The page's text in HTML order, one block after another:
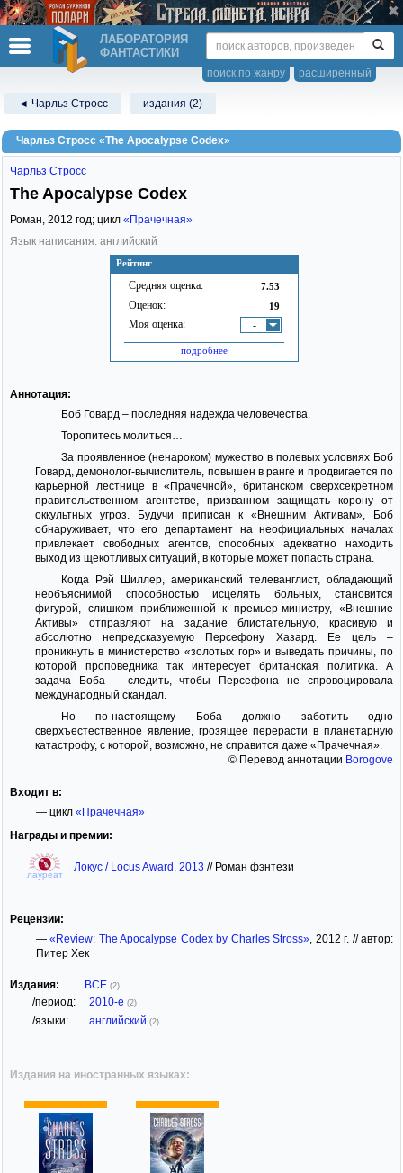
ЛАБОРАТОРИЯ
ФАНТАСТИКИ
расширенный
поиск по жанру
◄ Чарльз Стросс издания (2)
Чарльз Стросс «The Apocalypse Codex»
Рейтинг
Средняя оценка: 7.53
Оценок: 19
Моя оценка: -
подробнее
Чарльз Стросс
The Apocalypse Codex
Роман, 2012 год; цикл «Прачечная»
Язык написания: английский
Аннотация:
Боб Говард – последняя надежда человечества.
Торопитесь молиться…
За проявленное (ненароком) мужество в полевых условиях Боб
Говард, демонолог-вычислитель, повышен в ранге и продвигается по
карьерной лестнице в «Прачечной», британском сверхсекретном
правительственном агентстве, призванном защищать корону от
оккультных угроз. Будучи приписан к «Внешним Активам», Боб
обнаруживает, что его департамент на неофициальных началах
привлекает свободных агентов, способных адекватно находить
выход из щекотливых ситуаций, в которые может попасть страна.
Когда Рэй Шиллер, американский телеванглист, обладающий
необъяснимой способностью исцелять больных, становится
фигурой, слишком приближенной к премьер-министру, «Внешние
Активы» отправляют на задание блистательную, красивую и
абсолютно непредсказуемую Персефону Хазард. Ее цель –
проникнуть в министерство «золотых гор» и выведать причины, по
которой проповедника так интересует британская политика. А
задача Боба – следить, чтобы Персефона не спровоцировала
международный скандал.
Но по-настоящему Боба должно заботить одно
сверхъестественное явление, грозящее перерасти в планетарную
катастрофу, с которой, возможно, не справится даже «Прачечная».
© Перевод аннотации Borogove
Входит в:
— цикл «Прачечная»
Награды и премии:
лауреат
Локус / Locus Award, 2013 // Роман фэнтези
Рецензии:
—«Review: The Apocalypse Codex by Charles Stross» , 2012 г. // автор:
Питер Хек
Издания: ВСЕ (2)
/период: 2010-е (2)
/языки: английский (2)
Издания на иностранных языках: